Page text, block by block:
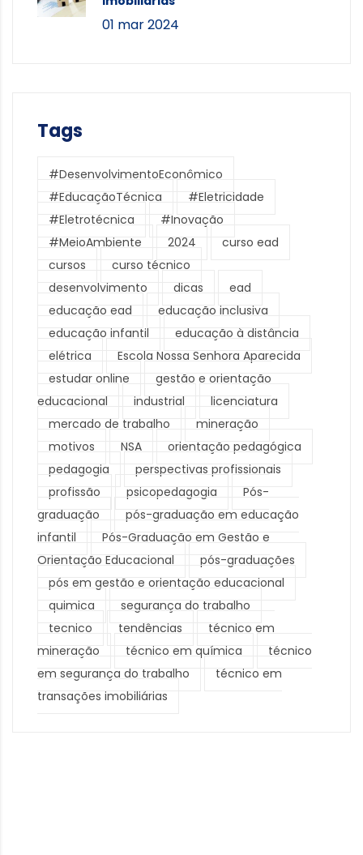
01 mar 2024
Tags
#DesenvolvimentoEconômico
#EducaçãoTécnica
#Eletricidade
#Eletrotécnica
#Inovação
#MeioAmbiente
2024
curso ead
cursos
curso técnico
desenvolvimento
dicas
ead
educação ead
educação inclusiva
educação infantil
educação à distância
elétrica
Escola Nossa Senhora Aparecida
estudar online
gestão e orientação
educacional
industrial
licenciatura
mercado de trabalho
mineração
motivos
NSA
orientação pedagógica
pedagogia
perspectivas profissionais
profissão
psicopedagogia
Pós-
graduação
pós-graduação em educação
infantil
Pós-Graduação em Gestão e
Orientação Educacional
pós-graduações
pós em gestão e orientação educacional
quimica
segurança do trabalho
tecnico
tendências
técnico em
mineração
técnico em química
técnico
em segurança do trabalho
técnico em
transações imobiliárias